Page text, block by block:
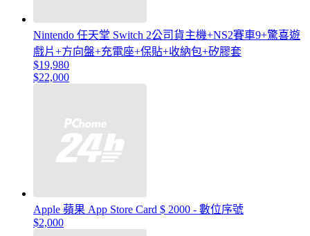
Nintendo 任天堂 Switch 2公司貨主機+NS2賽車9+驚喜遊
戲片+方向盤+充電座+保貼+收納包+矽膠套
$19,980
$22,000
Apple 蘋果 App Store Card $ 2000 - 數位序號
$2,000